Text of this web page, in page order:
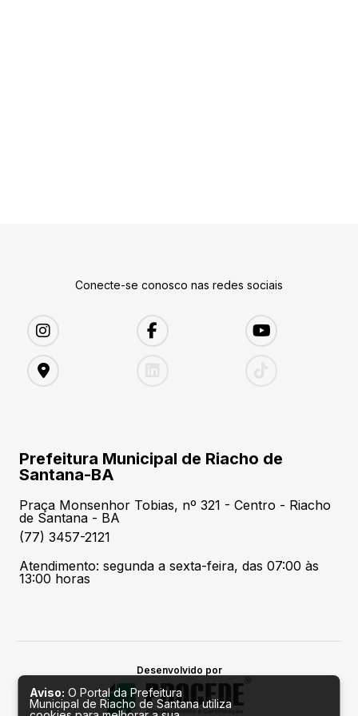
Conecte-se conosco nas redes sociais
Prefeitura Municipal de Riacho de
Santana-BA
Praça Monsenhor Tobias, nº 321 - Centro - Riacho
de Santana - BA
(77) 3457-2121
Atendimento: segunda a sexta-feira, das 07:00 às
13:00 horas
Desenvolvido por
Aviso: O Portal da Prefeitura
Municipal de Riacho de Santana utiliza